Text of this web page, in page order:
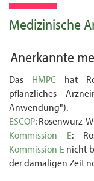
Medizinische
Anerkannte
Das HMPC hat
pflanzliches
Anwendung").
ESCOP: Rosenwurz-
Kommission E:
Kommission E nicht
der damaligen Zeit